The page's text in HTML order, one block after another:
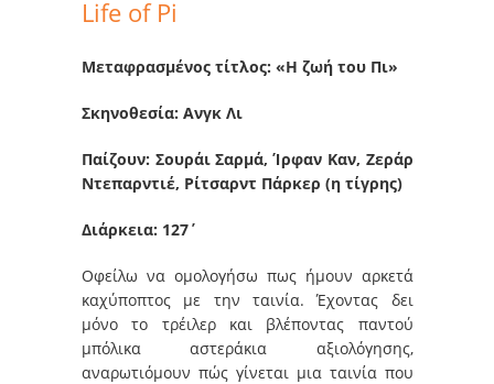
Life of Pi
Μεταφρασμένος τίτλος: «Η ζωή του Πι»
Σκηνοθεσία: Ανγκ Λι
Παίζουν: Σουράι Σαρμά, Ίρφαν Καν, Ζεράρ
Ντεπαρντιέ, Ρίτσαρντ Πάρκερ (η τίγρης)
Διάρκεια: 127΄
Οφείλω να ομολογήσω πως ήμουν αρκετά
καχύποπτος με την ταινία. Έχοντας δει
μόνο το τρέιλερ και βλέποντας παντού
μπόλικα αστεράκια αξιολόγησης,
αναρωτιόμουν πώς γίνεται μια ταινία που